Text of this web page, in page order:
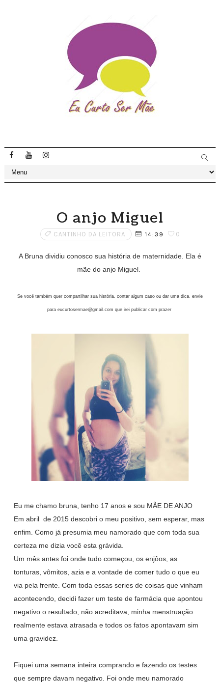
O anjo Miguel
CANTINHO DA LEITORA 14:39 0
A Bruna dividiu conosco sua história de maternidade. Ela é
mãe do anjo Miguel.
Se você também quer compartilhar sua história, contar algum caso ou dar uma dica, envie
para eucurtosermae@gmail.com que irei publicar com prazer
Eu me chamo bruna, tenho 17 anos e sou MÃE DE ANJO
Em abril de 2015 descobri o meu positivo, sem esperar, mas
enfim. Como já presumia meu namorado que com toda sua
certeza me dizia você esta grávida.
Um mês antes foi onde tudo começou, os enjôos, as
tonturas, vômitos, azia e a vontade de comer tudo o que eu
via pela frente. Com toda essas series de coisas que vinham
acontecendo, decidi fazer um teste de farmácia que apontou
negativo o resultado, não acreditava, minha menstruação
realmente estava atrasada e todos os fatos apontavam sim
uma gravidez.
Fiquei uma semana inteira comprando e fazendo os testes
que sempre davam negativo. Foi onde meu namorado